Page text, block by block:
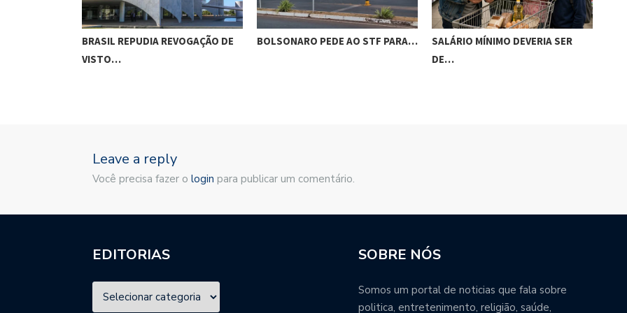
BRASIL REPUDIA REVOGAÇÃO DE
VISTO…
BOLSONARO PEDE AO STF PARA…
SALÁRIO MÍNIMO DEVERIA SER
DE…
Leave a reply
Você precisa fazer o login para publicar um comentário.
EDITORIAS SOBRE NÓS
Somos um portal de noticias que fala sobre
politica, entretenimento, religião, saúde,